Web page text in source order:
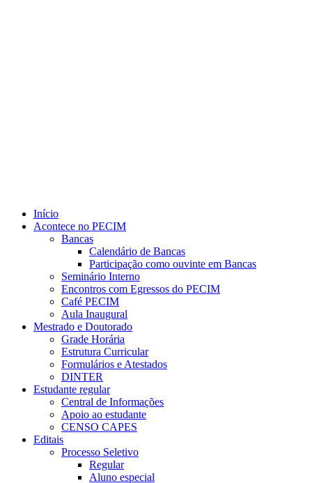
Início
Acontece no PECIM
Bancas
Calendário de Bancas
Participação como ouvinte em Bancas
Seminário Interno
Encontros com Egressos do PECIM
Café PECIM
Aula Inaugural
Mestrado e Doutorado
Grade Horária
Estrutura Curricular
Formulários e Atestados
DINTER
Estudante regular
Central de Informações
Apoio ao estudante
CENSO CAPES
Editais
Processo Seletivo
Regular
Aluno especial